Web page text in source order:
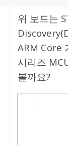
위 보드는
ARM Core
시리즈
볼까요?